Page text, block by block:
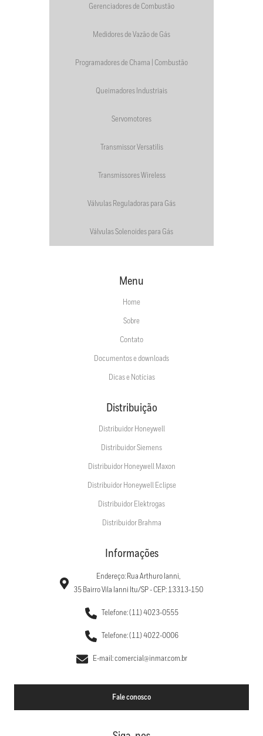
Gerenciadores de Combustão
Medidores de Vazão de Gás
Programadores de Chama | Combustão
Queimadores Industriais
Servomotores
Transmissor Versatilis
Transmissores Wireless
Válvulas Reguladoras para Gás
Válvulas Solenoides para Gás
Menu
Home
Sobre
Contato
Documentos e downloads
Dicas e Notícias
Distribuição
Distribuidor Honeywell
Distribuidor Siemens
Distribuidor Honeywell Maxon
Distribuidor Honeywell Eclipse
Distribuidor Elektrogas
Distribuidor Brahma
Informações
Endereço: Rua Arthuro Ianni,
35 Bairro Vila Ianni Itu/SP - CEP: 13313-150
Telefone: (11) 4023-0555
Telefone: (11) 4022-0006
E-mail: comercial@inmar.com.br
Fale conosco